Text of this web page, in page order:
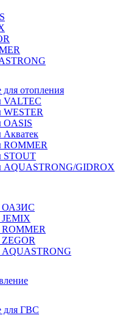
отопления
VALTEC
WESTER
OASIS
Акватек
ROMMER
STOUT
AQUASTRONG/GIDROX
ОАЗИС
JEMIX
ROMMER
ZEGOR
AQUASTRONG
для ГВС